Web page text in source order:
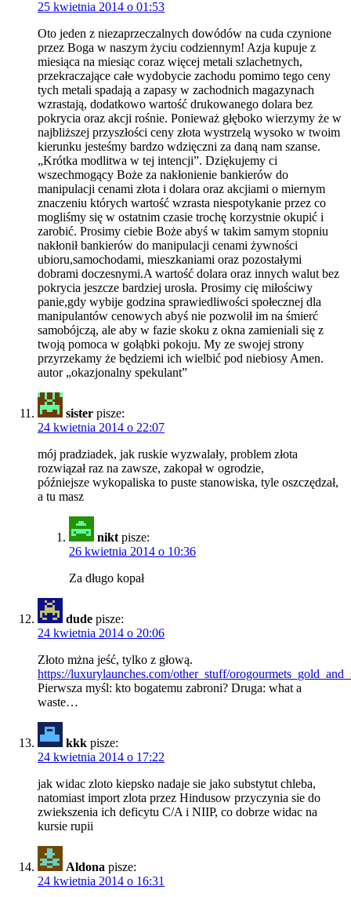
25 kwietnia 2014 o 01:53
Oto jeden z niezaprzeczalnych dowódów na cuda czynione
przez Boga w naszym życiu codziennym! Azja kupuje z
miesiąca na miesiąc coraz więcej metali szlachetnych,
przekraczające całe wydobycie zachodu pomimo tego ceny
tych metali spadają a zapasy w zachodnich magazynach
wzrastają, dodatkowo wartość drukowanego dolara bez
pokrycia oraz akcji rośnie. Ponieważ głęboko wierzymy że w
najbliższej przyszłości ceny złota wystrzelą wysoko w twoim
kierunku jesteśmy bardzo wdzięczni za daną nam szanse.
„Krótka modlitwa w tej intencji”. Dziękujemy ci
wszechmogący Boże za nakłonienie bankierów do
manipulacji cenami złota i dolara oraz akcjiami o miernym
znaczeniu których wartość wzrasta niespotykanie przez co
mogliśmy się w ostatnim czasie trochę korzystnie okupić i
zarobić. Prosimy ciebie Boże abyś w takim samym stopniu
nakłonił bankierów do manipulacji cenami żywności
ubioru,samochodami, mieszkaniami oraz pozostałymi
dobrami doczesnymi.A wartość dolara oraz innych walut bez
pokrycia jeszcze bardziej urosła. Prosimy cię miłościwy
panie,gdy wybije godzina sprawiedliwości społecznej dla
manipulantów cenowych abyś nie pozwolił im na śmierć
samobójczą, ale aby w fazie skoku z okna zamieniali się z
twoją pomoca w gołąbki pokoju. My ze swojej strony
przyrzekamy że będziemi ich wielbić pod niebiosy Amen.
autor „okazjonalny spekulant”
sister pisze:
24 kwietnia 2014 o 22:07
mój pradziadek, jak ruskie wyzwalały, problem złota
rozwiązał raz na zawsze, zakopał w ogrodzie,
późniejsze wykopaliska to puste stanowiska, tyle oszczędzał,
a tu masz
nikt pisze:
26 kwietnia 2014 o 10:36
Za długo kopał
dude pisze:
24 kwietnia 2014 o 20:06
Złoto mżna jeść, tylko z głową.
https://luxurylaunches.com/other_stuff/
Pierwsza myśl: kto bogatemu zabroni? Druga: what a
waste…
kkk pisze:
24 kwietnia 2014 o 17:22
jak widac zloto kiepsko nadaje sie jako substytut chleba,
natomiast import zlota przez Hindusow przyczynia sie do
zwiekszenia ich deficytu C/A i NIIP, co dobrze widac na
kursie rupii
Aldona pisze:
24 kwietnia 2014 o 16:31